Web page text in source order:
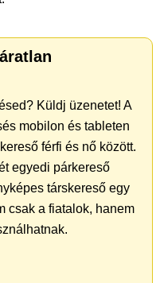
Küldj üzenetet! A
mobilon és tableten
férfi és nő között.
egyedi párkereső
társkereső egy
csak a fiatalok, hanem